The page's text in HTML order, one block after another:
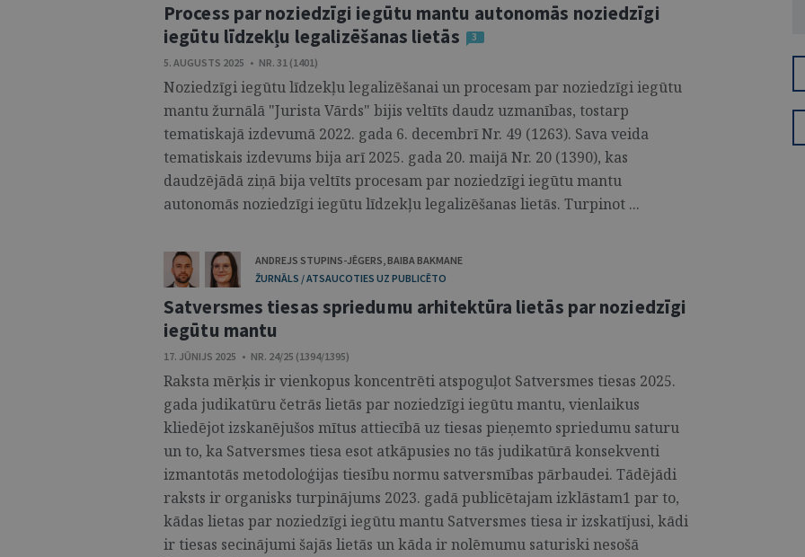
Process par noziedzīgi iegūtu mantu autonomās noziedzīgi
iegūtu līdzekļu legalizēšanas lietās
3
5. AUGUSTS 2025 • NR. 31 (1401)
Noziedzīgi iegūtu līdzekļu legalizēšanai un procesam par noziedzīgi iegūtu
mantu žurnālā "Jurista Vārds" bijis veltīts daudz uzmanības, tostarp
tematiskajā izdevumā 2022. gada 6. decembrī Nr. 49 (1263). Sava veida
tematiskais izdevums bija arī 2025. gada 20. maijā Nr. 20 (1390), kas
daudzējādā ziņā bija veltīts procesam par noziedzīgi iegūtu mantu
autonomās noziedzīgi iegūtu līdzekļu legalizēšanas lietās. Turpinot ...
ANDREJS STUPINS-JĒGERS,BAIBA BAKMANE
ŽURNĀLS / ATSAUCOTIES UZ PUBLICĒTO
Satversmes tiesas spriedumu arhitektūra lietās par noziedzīgi
iegūtu mantu
17. JŪNIJS 2025 • NR. 24/25 (1394/1395)
Raksta mērķis ir vienkopus koncentrēti atspoguļot Satversmes tiesas 2025.
gada judikatūru četrās lietās par noziedzīgi iegūtu mantu, vienlaikus
kliedējot izskanējušos mītus attiecībā uz tiesas pieņemto spriedumu saturu
un to, ka Satversmes tiesa esot atkāpusies no tās judikatūrā konsekventi
izmantotās metodoloģijas tiesību normu satversmības pārbaudei. Tādējādi
raksts ir organisks turpinājums 2023. gadā publicētajam izklāstam1 par to,
kādas lietas par noziedzīgi iegūtu mantu Satversmes tiesa ir izskatījusi, kādi
ir tiesas secinājumi šajās lietās un kāda ir nolēmumu saturiski nesošā